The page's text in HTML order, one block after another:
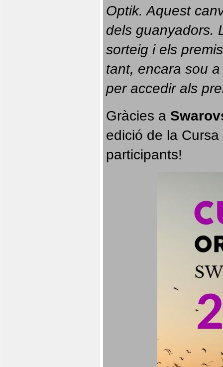
Optik. Aquest
dels guanyadors.
sorteig i els
tant, encara sou
per accedir als
Gràcies a
edició de la
participants!